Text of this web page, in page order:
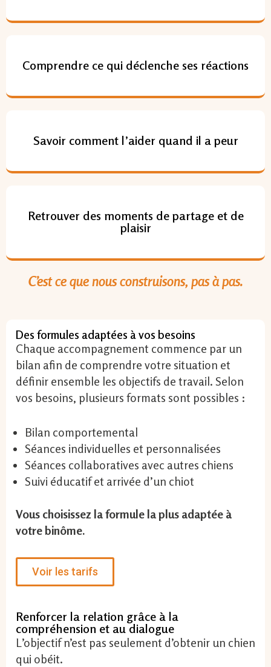
Comprendre ce qui déclenche ses réactions
Savoir comment l’aider quand il a peur
Retrouver des moments de partage et de
plaisir
C’est ce que nous construisons, pas à pas.
Des formules adaptées à vos besoins
Chaque accompagnement commence par un
bilan afin de comprendre votre situation et
définir ensemble les objectifs de travail. Selon
vos besoins, plusieurs formats sont possibles :
Bilan comportemental
Séances individuelles et personnalisées
Séances collaboratives avec autres chiens
Suivi éducatif et arrivée d’un chiot
Vous choisissez la formule la plus adaptée à
votre binôme.
Voir les tarifs
Renforcer la relation grâce à la
compréhension et au dialogue
L’objectif n’est pas seulement d’obtenir un chien
qui obéit.